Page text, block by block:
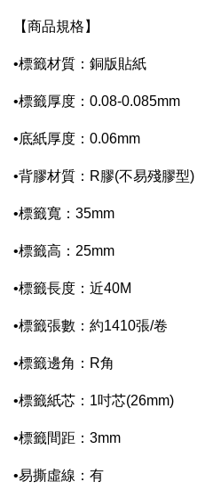
【商品規格】
•標籤材質：銅版貼紙
•標籤厚度：0.08-0.085mm
•底紙厚度：0.06mm
•背膠材質：R膠(不易殘膠型)
•標籤寬：35mm
•標籤高：25mm
•標籤長度：近40M
•標籤張數：約1410張/卷
•標籤邊角：R角
•標籤紙芯：1吋芯(26mm)
•標籤間距：3mm
•易撕虛線：有